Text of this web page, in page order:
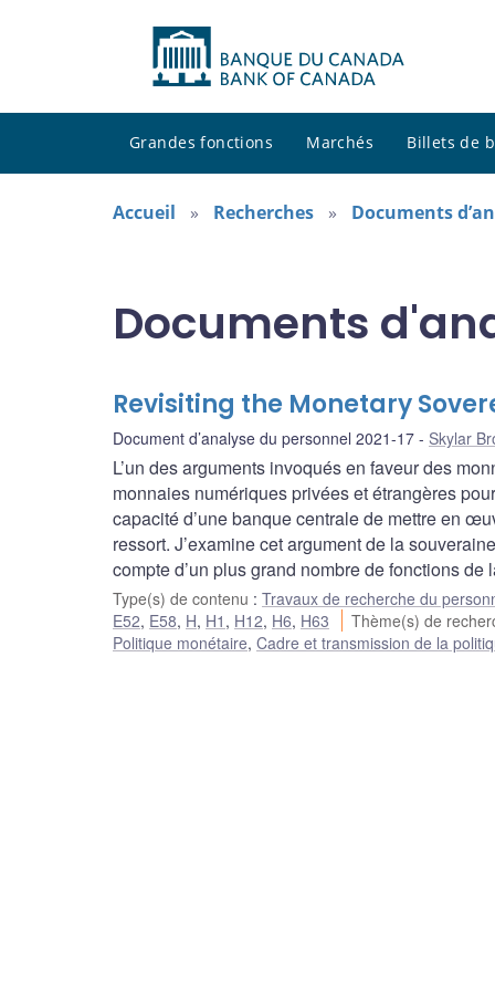
Grandes fonctions Marchés Billets de
Accueil Recherches Documents
Documents
Revisiting the Monetary
Document d’analyse du personnel 2021-17 Skylar
L’un des arguments invoqués en faveur des
monnaies numériques privées et étrangères
capacité d’une banque centrale de mettre en
ressort. J’examine cet argument de la
compte d’un plus grand nombre de fonctions
Type(s) de contenu : Travaux de recherche du
E52, E58, H, H1 , H12, H6, H63
Thème(s) de
Politique monétaire, Cadre et transmission de la